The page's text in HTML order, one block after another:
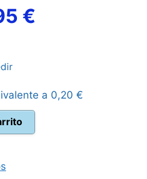
€.
€
es:
a 0,20 €